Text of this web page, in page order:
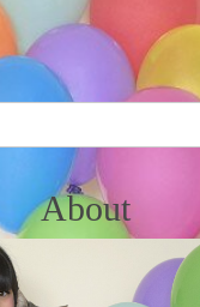
About